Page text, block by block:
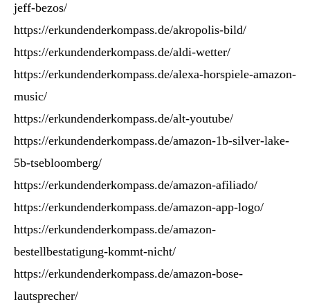
jeff-bezos/
https://erkundenderkompass.de/akropolis-bild/
https://erkundenderkompass.de/aldi-wetter/
https://erkundenderkompass.de/alexa-horspiele-amazon-
music/
https://erkundenderkompass.de/alt-youtube/
https://erkundenderkompass.de/amazon-1b-silver-lake-
5b-tsebloomberg/
https://erkundenderkompass.de/amazon-afiliado/
https://erkundenderkompass.de/amazon-app-logo/
https://erkundenderkompass.de/amazon-
bestellbestatigung-kommt-nicht/
https://erkundenderkompass.de/amazon-bose-
lautsprecher/